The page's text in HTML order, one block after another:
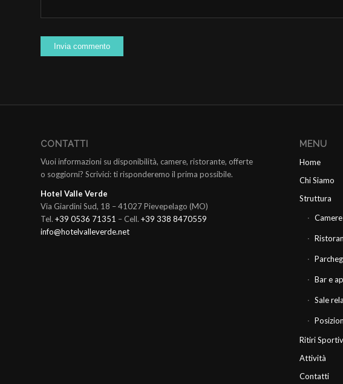
CONTATTI
Vuoi informazioni su disponibilità, camere, ristorante, offerte
o soggiorni? Scrivici: ti risponderemo il prima possibile.
Hotel Valle Verde
Via Giardini Sud, 18 – 41027 Pievepelago (MO)
Tel. +39 0536 71351 – Cell. +39 338 8470559
info@hotelvalleverde.net
MENU
Home
Chi Siamo
Struttura
Bar e
Sale
Ritiri
Attività
Contatti